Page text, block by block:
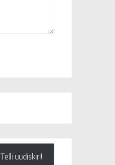
Telli uudiskiri!